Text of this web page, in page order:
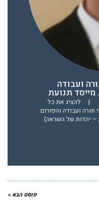
ועבודה
מייסד תנועת
|
להציג את כל
ועבודה והפורום
– יהדות של השראה)
פוסט הבא »